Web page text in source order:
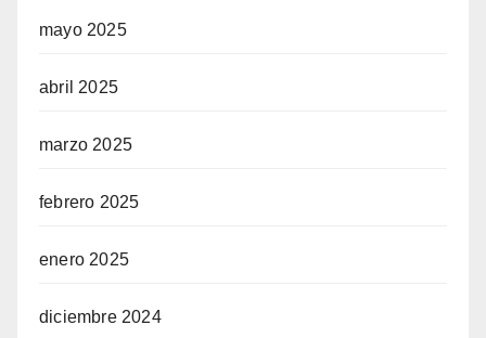
mayo 2025
abril 2025
marzo 2025
febrero 2025
enero 2025
diciembre 2024